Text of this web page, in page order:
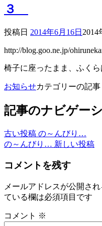
３
投稿日 2014年6月16日 2014
http://blog.goo.ne.jp/
椅子に座ったまま、ふく
お知らせカテゴリーの記事
記事のナビゲー
古い投稿 の～んびり…
の～んびり… 新しい投稿
コメントを残す
メールアドレスが公開さ
ている欄は必須項目です
コメント ※